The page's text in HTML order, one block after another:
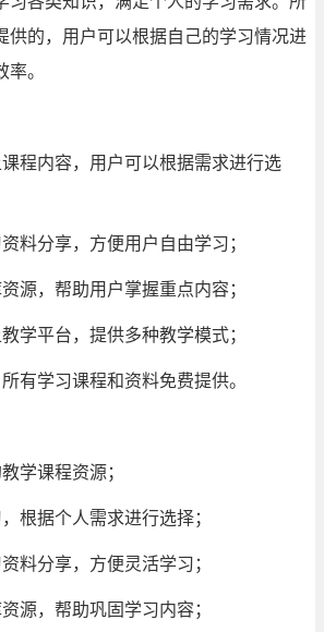
供的，用户可以根据自己的学习情况进
。
程内容，用户可以根据需求进行选
料分享，方便用户自由学习；
源，帮助用户掌握重点内容；
学平台，提供多种教学模式；
有学习课程和资料免费提供。
学课程资源；
根据个人需求进行选择；
料分享，方便灵活学习；
源，帮助巩固学习内容；